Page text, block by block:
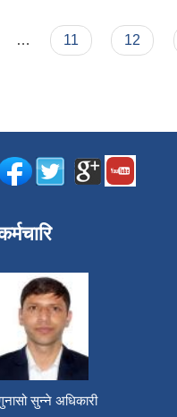
… 11 12
सुन्ने अधिकारी